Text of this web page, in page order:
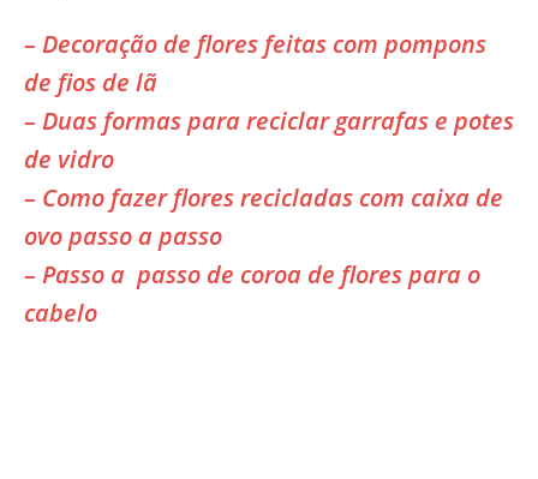
– Decoração de flores feitas com pompons
de fios de lã
– Duas formas para reciclar garrafas e potes
de vidro
– Como fazer flores recicladas com caixa de
ovo passo a passo
– Passo a passo de coroa de flores para o
cabelo